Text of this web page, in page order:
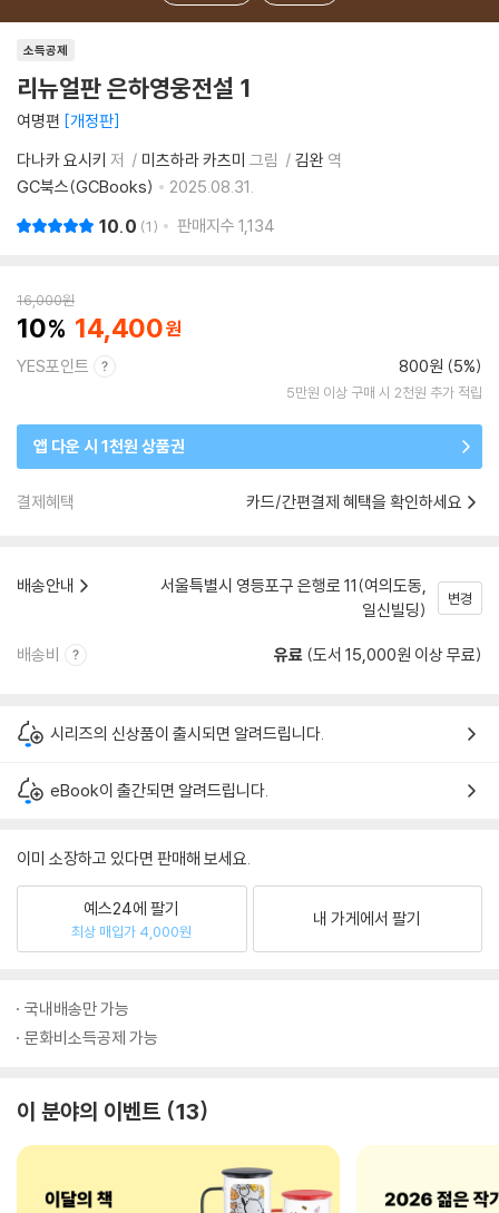
소득공제
리뉴얼판 은하영웅전설 1
여명편 개정판
다나카 요시키 저 미츠하라 카츠미 그림 김완 역
GC북스(GCBooks)
2025.08.31.
10.0 1 판매지수 1,134
16,000원
10 14,400
YES포인트 800원 (5%)
5만원 이상 구매 시 2천원 추가 적립
앱 다운 시 1천원 상품권
결제혜택 카드/간편결제 혜택을 확인하세요
배송안내
서울특별시 영등포구 은행로 11(여의도동,
일신빌딩)
변경
배송비 유료 (도서 15,000원 이상 무료)
시리즈의 신상품이 출시되면 알려드립니다.
eBook이 출간되면 알려드립니다.
이미 소장하고 있다면 판매해 보세요.
예스24에 팔기
최상 매입가 4,000원
내 가게에서 팔기
국내배송만 가능
문화비소득공제 가능
이 분야의 이벤트 13